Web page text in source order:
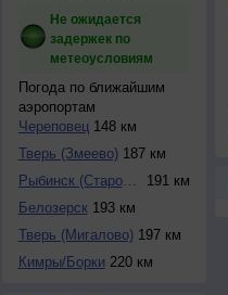
Не ожидается
задержек по
метеоусловиям
Погода по ближайшим
аэропортам
Череповец148 км
Тверь (Змеево)187 км
Рыбинск (Старосел...
191 км
Белозерск193 км
Тверь (Мигалово)197 км
Кимры/Борки 220 км